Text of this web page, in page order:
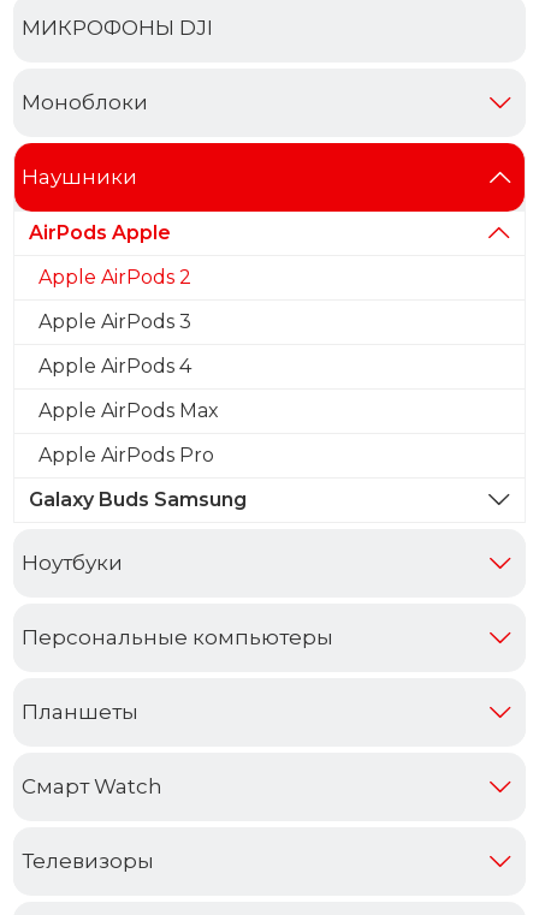
МИКРОФОНЫ DJI
Моноблоки
Наушники
AirPods Apple
Apple AirPods 2
Apple AirPods 3
Apple AirPods 4
Apple AirPods Max
Apple AirPods Pro
Galaxy Buds Samsung
Ноутбуки
Персональные компьютеры
Планшеты
Смарт Watch
Телевизоры